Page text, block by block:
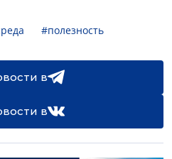
#полезность
в
в